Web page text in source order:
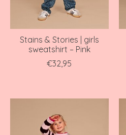
Stains & Stories | girls
sweatshirt – Pink
€32,95